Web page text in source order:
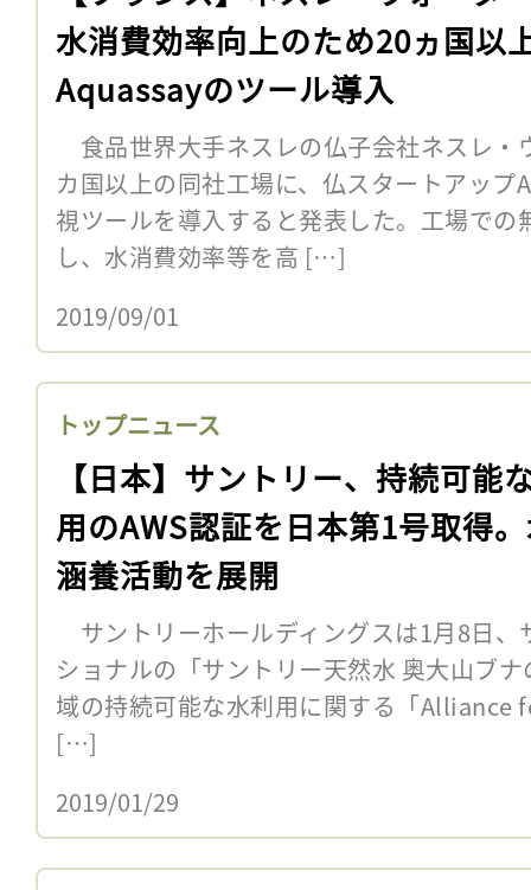
水消費効率向上のため20ヵ国以
Aquassayのツール導入
食品世界大手ネスレの仏子会社ネスレ・
カ国以上の同社工場に、仏スタートアップ
視ツールを導入すると発表した。工場での
し、水消費効率等を高 […]
2019/09/01
トップニュース
【日本】サントリー、持続可能
用のAWS認証を日本第1号取得
涵養活動を展開
サントリーホールディングスは1月8日、
ショナルの「サントリー天然水 奥大山ブ
域の持続可能な水利用に関する「
[…]
2019/01/29